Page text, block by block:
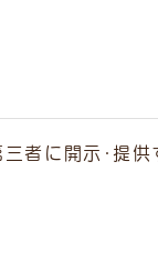
者に開示・提供